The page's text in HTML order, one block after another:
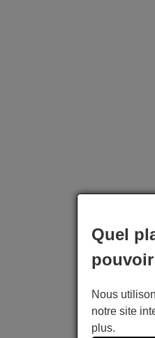
Quel
Nous
notre site
plus.